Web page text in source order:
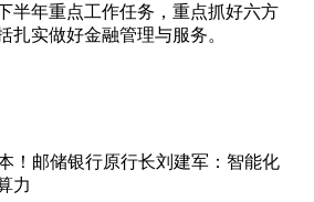
半年重点工作任务，重点抓好六方
扎实做好金融管理与服务。
！邮储银行原行长刘建军：智能化
力